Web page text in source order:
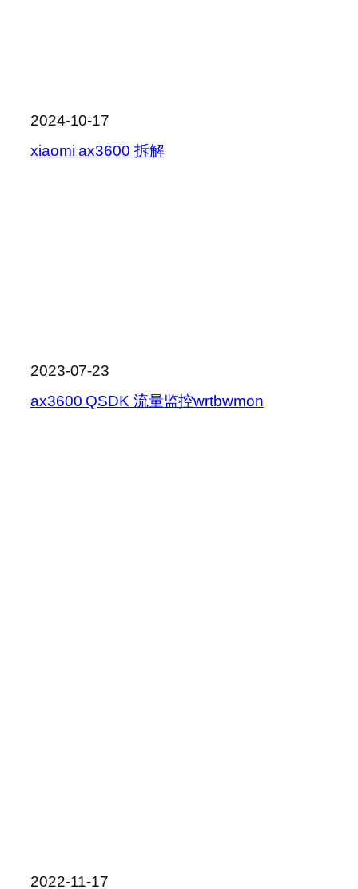
2024-10-17
xiaomi ax3600 拆解
2023-07-23
ax3600 QSDK 流量监控wrtbwmon
2022-11-17